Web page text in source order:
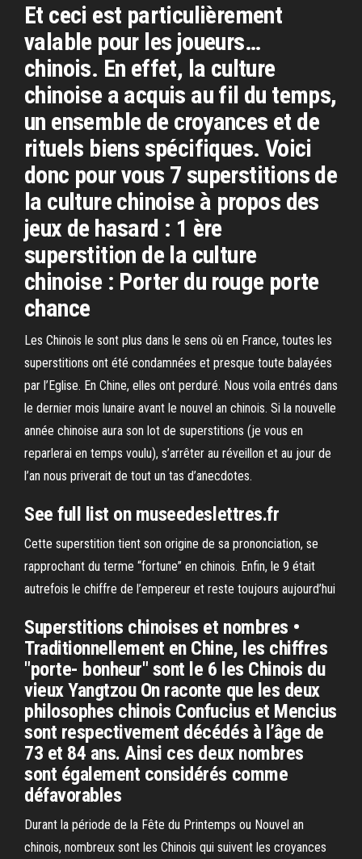
Et ceci est particulièrement
valable pour les joueurs…
chinois. En effet, la culture
chinoise a acquis au fil du temps,
un ensemble de croyances et de
rituels biens spécifiques. Voici
donc pour vous 7 superstitions de
la culture chinoise à propos des
jeux de hasard : 1 ère
superstition de la culture
chinoise : Porter du rouge porte
chance
Les Chinois le sont plus dans le sens où en France, toutes les
superstitions ont été condamnées et presque toute balayées
par l’Eglise. En Chine, elles ont perduré. Nous voila entrés dans
le dernier mois lunaire avant le nouvel an chinois. Si la nouvelle
année chinoise aura son lot de superstitions (je vous en
reparlerai en temps voulu), s’arrêter au réveillon et au jour de
l’an nous priverait de tout un tas d’anecdotes.
See full list on museedeslettres.fr
Cette superstition tient son origine de sa prononciation, se
rapprochant du terme “fortune” en chinois. Enfin, le 9 était
autrefois le chiffre de l’empereur et reste toujours aujourd’hui
Superstitions chinoises et nombres •
Traditionnellement en Chine, les chiffres
"porte- bonheur" sont le 6 les Chinois du
vieux Yangtzou On raconte que les deux
philosophes chinois Confucius et Mencius
sont respectivement décédés à l’âge de
73 et 84 ans. Ainsi ces deux nombres
sont également considérés comme
défavorables
Durant la période de la Fête du Printemps ou Nouvel an
chinois, nombreux sont les Chinois qui suivent les croyances